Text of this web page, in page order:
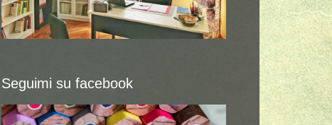
Seguimi su facebook